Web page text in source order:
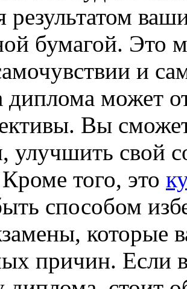
результатом
бумагой. Это
и
диплома может
Вы
улучшить свой
того, это
способом
которые
причин. Если